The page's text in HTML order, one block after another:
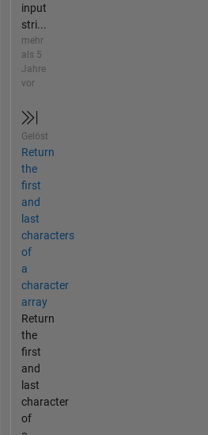
input
stri...
mehr
als 5
Jahre
vor
Gelöst
Return
the
first
and
last
characters
of
a
character
array
Return
the
first
and
last
character
of